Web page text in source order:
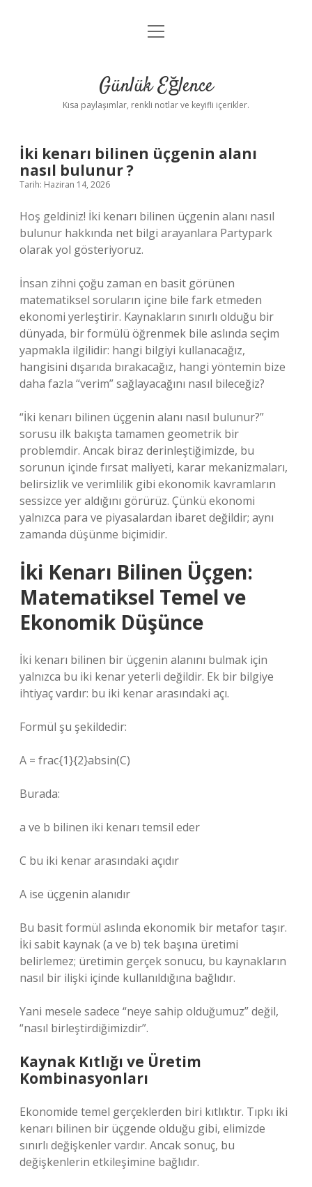
Anasayfa
Yasal Uyarı
menüyü
Günlük Eğlence
Kısa paylaşımlar, renkli notlar ve keyifli içerikler.
İki kenarı bilinen üçgenin alanı
nasıl bulunur ?
Tarih: Haziran 14, 2026
Hoş geldiniz! İki kenarı bilinen üçgenin alanı nasıl
bulunur hakkında net bilgi arayanlara Partypark
olarak yol gösteriyoruz.
İnsan zihni çoğu zaman en basit görünen
matematiksel soruların içine bile fark etmeden
ekonomi yerleştirir. Kaynakların sınırlı olduğu bir
dünyada, bir formülü öğrenmek bile aslında seçim
yapmakla ilgilidir: hangi bilgiyi kullanacağız,
hangisini dışarıda bırakacağız, hangi yöntemin bize
daha fazla “verim” sağlayacağını nasıl bileceğiz?
“İki kenarı bilinen üçgenin alanı nasıl bulunur?”
sorusu ilk bakışta tamamen geometrik bir
problemdir. Ancak biraz derinleştiğimizde, bu
sorunun içinde fırsat maliyeti, karar mekanizmaları,
belirsizlik ve verimlilik gibi ekonomik kavramların
sessizce yer aldığını görürüz. Çünkü ekonomi
yalnızca para ve piyasalardan ibaret değildir; aynı
zamanda düşünme biçimidir.
İki Kenarı Bilinen Üçgen:
Matematiksel Temel ve
Ekonomik Düşünce
İki kenarı bilinen bir üçgenin alanını bulmak için
yalnızca bu iki kenar yeterli değildir. Ek bir bilgiye
ihtiyaç vardır: bu iki kenar arasındaki açı.
Formül şu şekildedir:
A = frac{1}{2}absin(C)
Burada:
a ve b bilinen iki kenarı temsil eder
C bu iki kenar arasındaki açıdır
A ise üçgenin alanıdır
Bu basit formül aslında ekonomik bir metafor taşır.
İki sabit kaynak (a ve b) tek başına üretimi
belirlemez; üretimin gerçek sonucu, bu kaynakların
nasıl bir ilişki içinde kullanıldığına bağlıdır.
Yani mesele sadece “neye sahip olduğumuz” değil,
“nasıl birleştirdiğimizdir”.
Kaynak Kıtlığı ve Üretim
Kombinasyonları
Ekonomide temel gerçeklerden biri kıtlıktır. Tıpkı iki
kenarı bilinen bir üçgende olduğu gibi, elimizde
sınırlı değişkenler vardır. Ancak sonuç, bu
değişkenlerin etkileşimine bağlıdır.